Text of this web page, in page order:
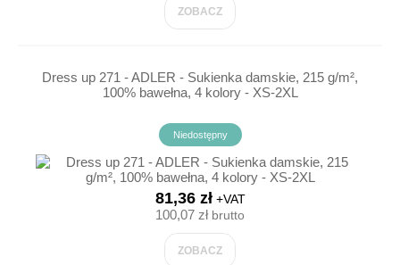
ZOBACZ
Dress up 271 - ADLER - Sukienka damskie, 215 g/m²,
100% bawełna, 4 kolory - XS-2XL
Niedostępny
81,36 zł+VAT
100,07 złbrutto
ZOBACZ